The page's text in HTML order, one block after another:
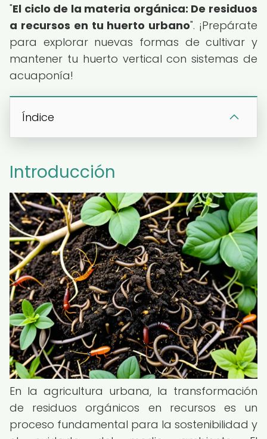
"El ciclo de la materia orgánica: De residuos
a recursos en tu huerto urbano". ¡Prepárate
para explorar nuevas formas de cultivar y
mantener tu huerto vertical con sistemas de
acuaponía!
Índice
Introducción
En la agricultura urbana, la transformación
de residuos orgánicos en recursos es un
proceso fundamental para la sostenibilidad y